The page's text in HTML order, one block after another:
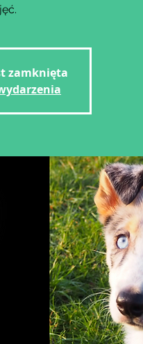
zamknięta